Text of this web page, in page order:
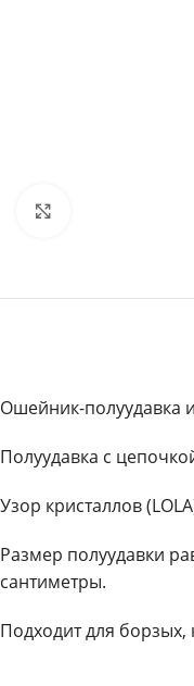
Ошейник-полуудавка
Полуудавка с
Узор кристаллов
Размер полуудавки
сантиметры.
Подходит для